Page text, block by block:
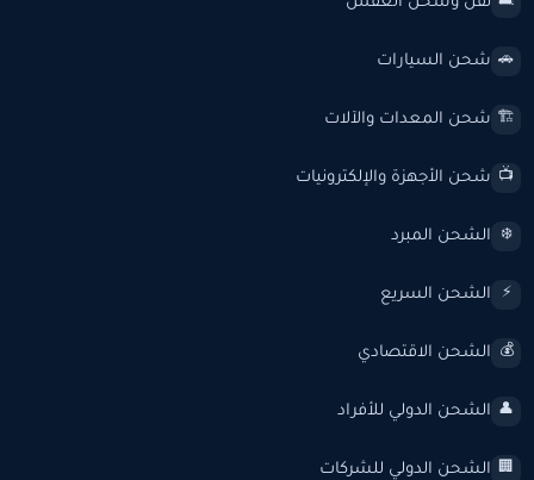
🚗 شحن السيارات
🏗️ شحن المعدات والآلات
📺 شحن الأجهزة والإلكترونيات
❄️ الشحن المبرد
⚡ الشحن السريع
💰 الشحن الاقتصادي
👤 الشحن الدولي للأفراد
🏢 الشحن الدولي للشركات